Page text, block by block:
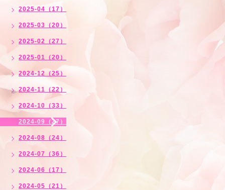
2025-04（17）
2025-03（20）
2025-02（27）
2025-01（20）
2024-12（25）
2024-11（22）
2024-10（33）
2024-09（27）
2024-08（24）
2024-07（36）
2024-06（17）
2024-05（21）